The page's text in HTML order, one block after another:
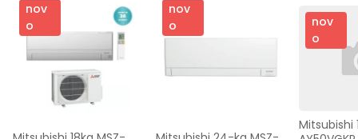
nov
o
nov
o
nov
o
Mitsubishi